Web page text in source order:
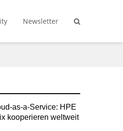
Newsletter
as-a-Service: HPE
kooperieren weltweit